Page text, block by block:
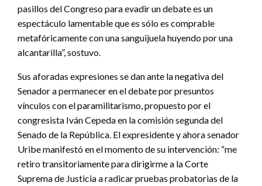
pasillos del Congreso para evadir un debate es un
espectáculo lamentable que es sólo es comprable
metafóricamente con una sanguijuela huyendo por una
alcantarilla”, sostuvo.
Sus aforadas expresiones se dan ante la negativa del
Senador a permanecer en el debate por presuntos
vínculos con el paramilitarismo, propuesto por el
congresista Iván Cepeda en la comisión segunda del
Senado de la República. El expresidente y ahora senador
Uribe manifestó en el momento de su intervención: “me
retiro transitoriamente para dirigirme a la Corte
Suprema de Justicia a radicar pruebas probatorias de la